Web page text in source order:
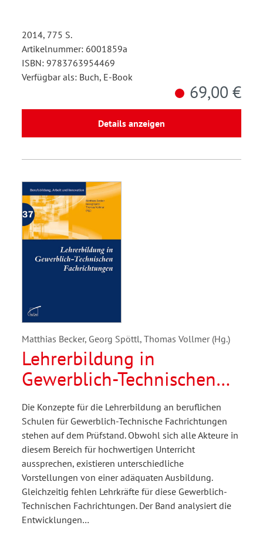
2014, 775 S.
Artikelnummer: 6001859a
ISBN: 9783763954469
Verfügbar als: Buch, E-Book
69,00 €
Details anzeigen
Matthias Becker, Georg Spöttl, Thomas Vollmer (Hg.)
Lehrerbildung in
Gewerblich-Technischen
Fachrichtungen
Die Konzepte für die Lehrerbildung an beruflichen
Schulen für Gewerblich-Technische Fachrichtungen
stehen auf dem Prüfstand. Obwohl sich alle Akteure in
diesem Bereich für hochwertigen Unterricht
aussprechen, existieren unterschiedliche
Vorstellungen von einer adäquaten Ausbildung.
Gleichzeitig fehlen Lehrkräfte für diese Gewerblich-
Technischen Fachrichtungen. Der Band analysiert die
Entwicklungen…